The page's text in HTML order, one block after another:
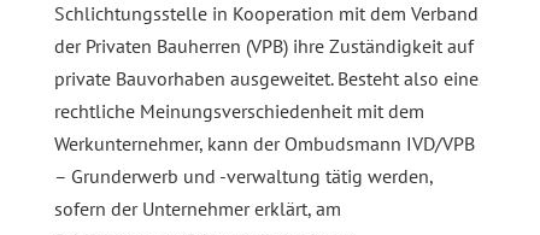
Schlichtungsstelle in Kooperation mit dem Verband
der Privaten Bauherren (VPB) ihre Zuständigkeit auf
private Bauvorhaben ausgeweitet. Besteht also eine
rechtliche Meinungsverschiedenheit mit dem
Werkunternehmer, kann der Ombudsmann IVD/VPB
– Grunderwerb und -verwaltung tätig werden,
sofern der Unternehmer erklärt, am